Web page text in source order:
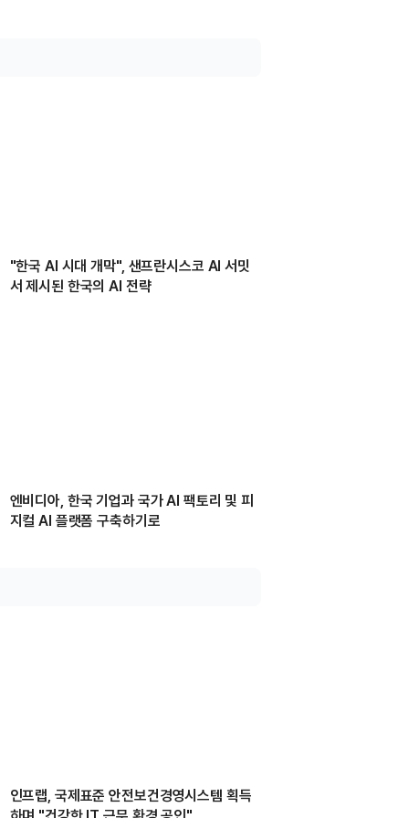
"한국 AI 시대 개막", 샌프란시스코 AI 서밋
서 제시된 한국의 AI 전략
엔비디아, 한국 기업과 국가 AI 팩토리 및 피
지컬 AI 플랫폼 구축하기로
인프랩, 국제표준 안전보건경영시스템 획득